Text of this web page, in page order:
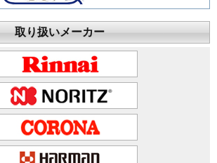
取り扱いメーカー